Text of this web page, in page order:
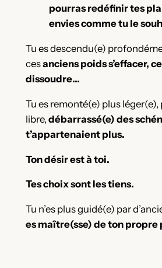
pourras redéfinir tes
envies comme tu le
Tu es descendu(e)
cesanciens poids s’effacer,
dissoudre…
Tu es remonté(e) plus léger(e),
libre, débarrassé(e) des
t’appartenaient plus.
Ton désir est à toi.
Tes choix sont les tiens.
Tu n’es plus guidé(e) par
es maître(sse) de ton propre